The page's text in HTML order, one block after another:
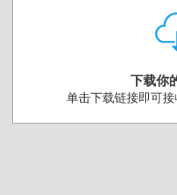
下载你
单击下载链接即可接